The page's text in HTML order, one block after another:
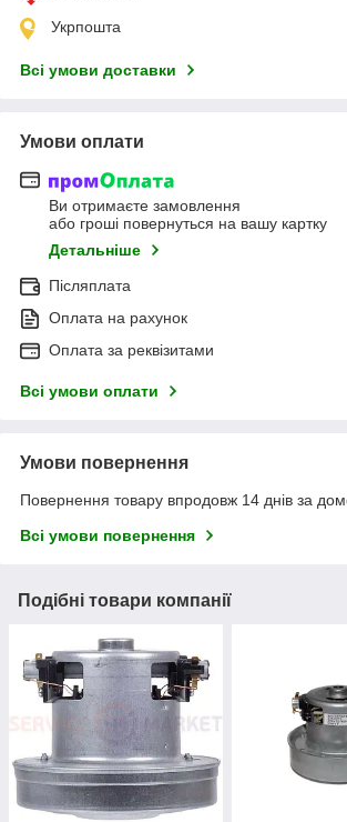
Укрпошта
Всі умови доставки
Умови оплати
Ви отримаєте замовлення
або гроші повернуться на вашу картку
Детальніше
Післяплата
Оплата на рахунок
Оплата за реквізитами
Всі умови оплати
Умови повернення
Повернення товару впродовж 14 днів за
Всі умови повернення
Подібні товари компанії